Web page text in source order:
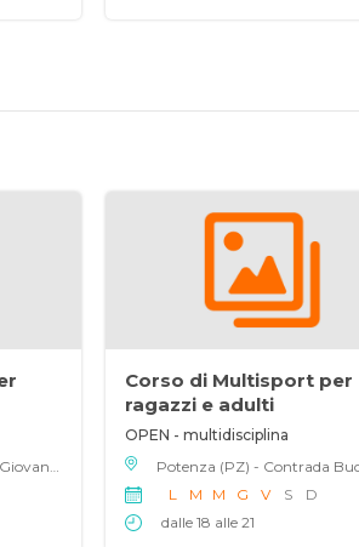
Corso di Multisport per
ragazzi e adulti
OPEN - multidisciplina
L
M M G V S
D
dalle 18 alle 21